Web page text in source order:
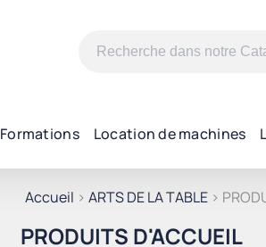
Recherche
Formations Location de machines
Accueil >ARTS DE LA TABLE >
PRODUITS D'ACCUEIL